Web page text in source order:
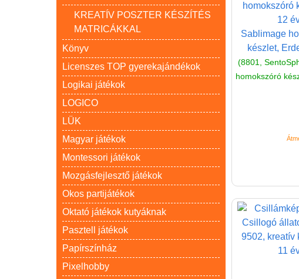
KREATÍV POSZTER KÉSZÍTÉS
MATRICÁKKAL
Könyv
Licenszes TOP gyerekajándékok
Logikai játékok
LOGICO
LÜK
Magyar játékok
Montessori játékok
Mozgásfejlesztő játékok
Okos partijátékok
Oktató játékok kutyáknak
Pasztell játékok
Papírszínház
Pixelhobby
Sablimage
készlet,
(8801,
homokszóró